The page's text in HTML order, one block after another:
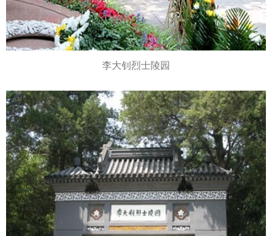
李大钊烈士陵园